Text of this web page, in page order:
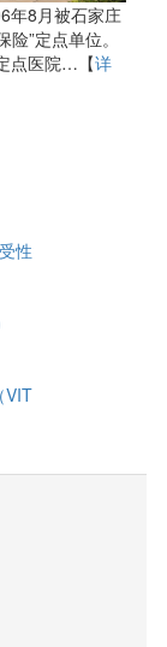
年8月被石家庄
”定点单位。
点医院…【详
性
VIT